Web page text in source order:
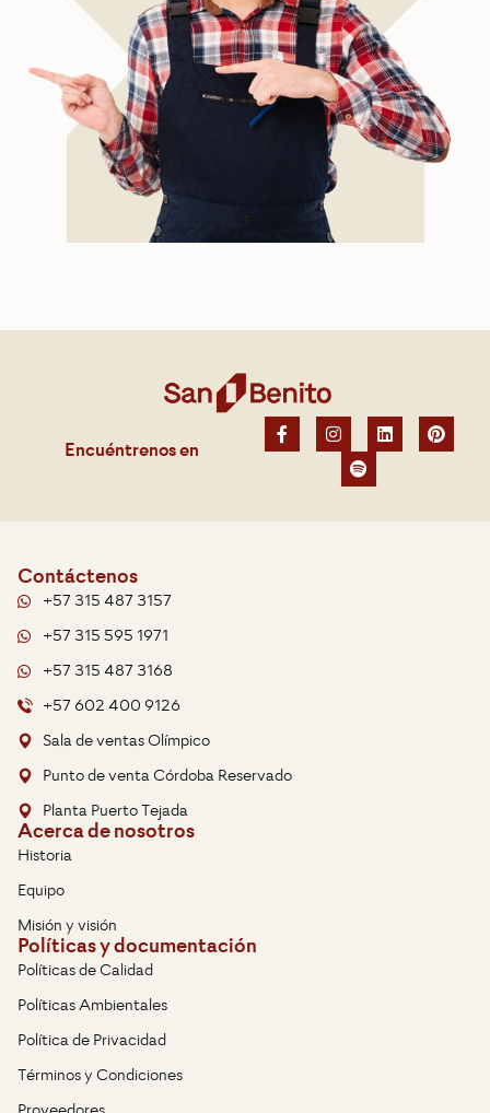
Encuéntrenos en
Contáctenos
+57 315 487 3157
+57 315 595 1971
+57 315 487 3168
+57 602 400 9126
Sala de ventas Olímpico
Punto de venta Córdoba Reservado
Planta Puerto Tejada
Acerca de nosotros
Historia
Equipo
Misión y visión
Políticas y documentación
Políticas de Calidad
Políticas Ambientales
Política de Privacidad
Términos y Condiciones